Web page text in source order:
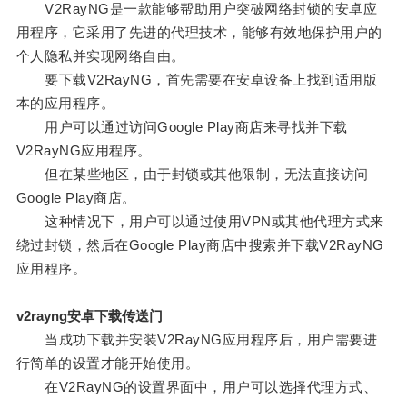
V2RayNG是一款能够帮助用户突破网络封锁的安卓应
用程序，它采用了先进的代理技术，能够有效地保护用户的
个人隐私并实现网络自由。
要下载V2RayNG，首先需要在安卓设备上找到适用版
本的应用程序。
用户可以通过访问Google Play商店来寻找并下载
V2RayNG应用程序。
但在某些地区，由于封锁或其他限制，无法直接访问
Google Play商店。
这种情况下，用户可以通过使用VPN或其他代理方式来
绕过封锁，然后在Google Play商店中搜索并下载V2RayNG
应用程序。
v2rayng安卓下载传送门
当成功下载并安装V2RayNG应用程序后，用户需要进
行简单的设置才能开始使用。
在V2RayNG的设置界面中，用户可以选择代理方式、